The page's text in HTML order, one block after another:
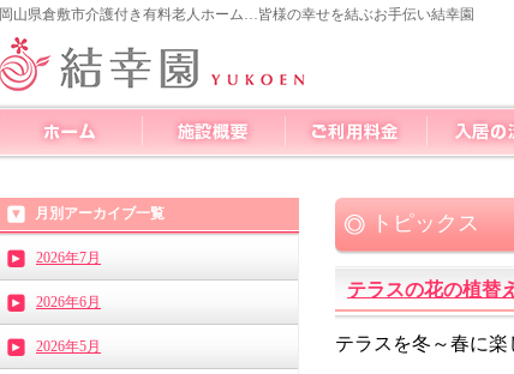
岡山県倉敷市介護付き有料老人ホーム…皆様の幸せを結ぶお手伝い結幸園
トピックス
テラスの花の植替え
テラスを冬～春に
月別アーカイブ一覧
2026年7月
2026年6月
2026年5月